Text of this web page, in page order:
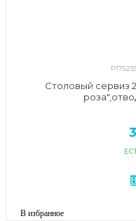
Столовый сервиз
В избранное